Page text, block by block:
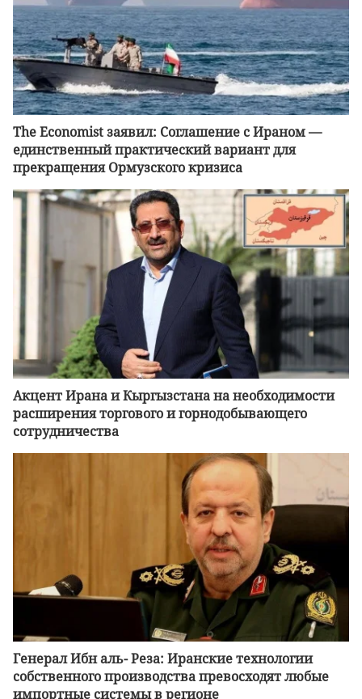
The Economist заявил: Соглашение с Ираном —
единственный практический вариант для
прекращения Ормузского кризиса
Акцент Ирана и Кыргызстана на необходимости
расширения торгового и горнодобывающего
сотрудничества
Генерал Ибн аль- Реза: Иранские технологии
собственного производства превосходят любые
импортные системы в регионе